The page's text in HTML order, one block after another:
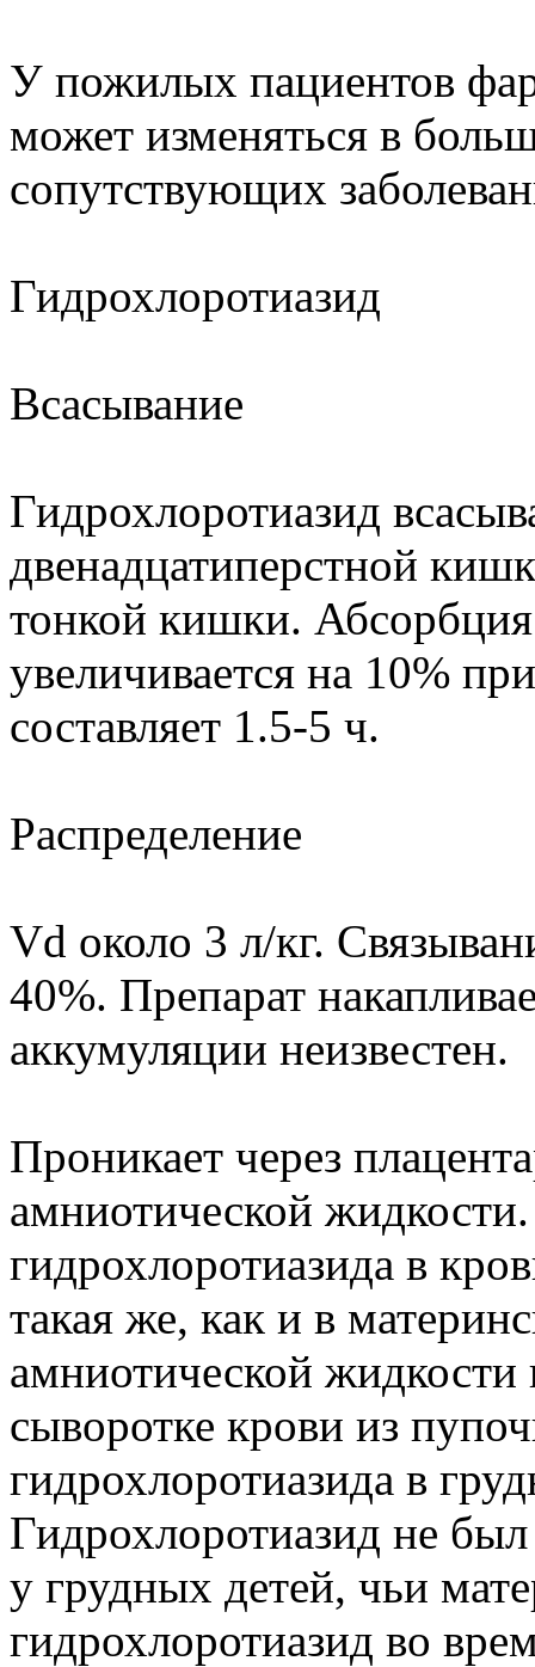
У пожилых пациентов
может изменяться в
сопутствующих
Гидрохлоротиазид
Всасывание
Гидрохлоротиазид
двенадцатиперстной
тонкой кишки. Абсорбция
увеличивается на 10%
составляет 1.5-5 ч.
Распределение
Vd около 3 л/кг.
40%. Препарат
аккумуляции неизвестен.
Проникает через
амниотической
гидрохлоротиазида в
такая же, как и в
амниотической
сыворотке крови из
гидрохлоротиазида в
Гидрохлоротиазид не
у грудных детей, чьи
гидрохлоротиазид во